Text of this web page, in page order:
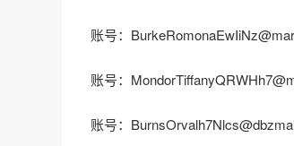
账号：
账号：
账号：